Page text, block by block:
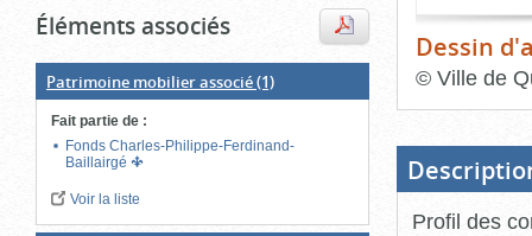
Éléments associés
Patrimoine mobilier associé(1)
Fait partie de :
Fonds Charles-Philippe-Ferdinand-
Baillairgé
Voir la liste
Dessin
© Ville de
bloc
d'onglets
Profil des